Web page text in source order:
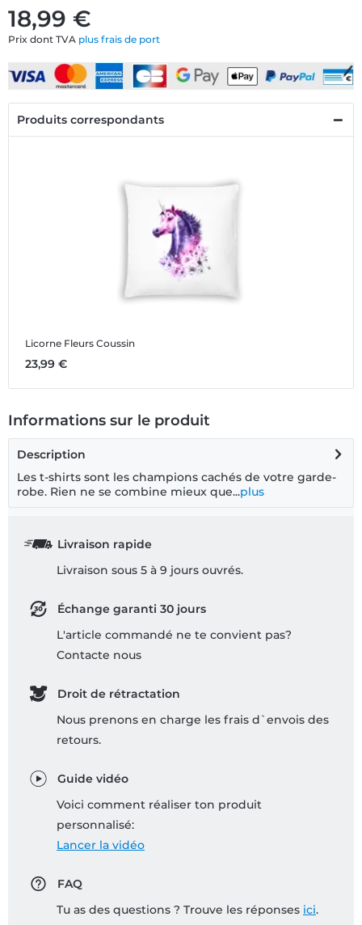
18,99 €
Prix dont TVA plus frais de port
Produits correspondants
Licorne Fleurs Coussin
23,99 €
Informations sur le produit
Description
Les t-shirts sont les champions cachés de votre garde-
robe. Rien ne se combine mieux que...plus
Livraison rapide
Livraison sous 5 à 9 jours ouvrés.
Échange garanti 30 jours
L'article commandé ne te convient pas?
Contacte nous
Droit de rétractation
Nous prenons en charge les frais d`envois des
retours.
Guide vidéo
Voici comment réaliser ton produit
personnalisé:
Lancer la vidéo
FAQ
Tu as des questions ? Trouve les réponses ici.